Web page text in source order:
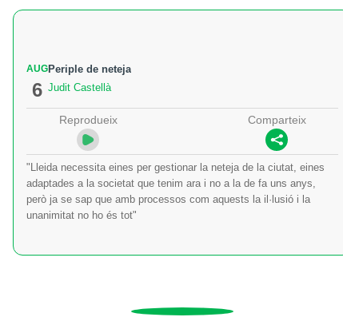
AUG
6
Periple de neteja
Judit Castellà
Reprodueix Comparteix
"Lleida necessita eines per gestionar la neteja de la ciutat, eines
adaptades a la societat que tenim ara i no a la de fa uns anys,
però ja se sap que amb processos com aquests la il·lusió i la
unanimitat no ho és tot"